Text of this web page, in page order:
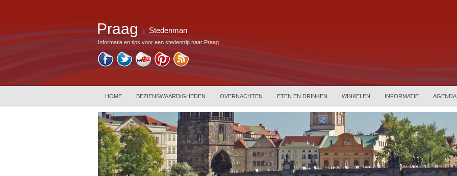
Praag Stedenman
Informatie en tips voor een stedentrip naar Praag
HOME BEZIENSWAARDIGHEDEN OVERNACHTEN ETEN EN DRINKEN WINKELEN INFORMATIE AGENDA